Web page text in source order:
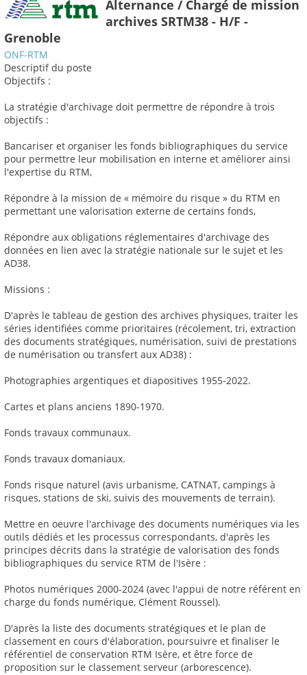
Alternance / Chargé de mission
archives SRTM38 - H/F -
Grenoble
ONF-RTM
Descriptif du poste
Objectifs :
La stratégie d'archivage doit permettre de répondre à trois
objectifs :
Bancariser et organiser les fonds bibliographiques du service
pour permettre leur mobilisation en interne et améliorer ainsi
l'expertise du RTM,
Répondre à la mission de « mémoire du risque » du RTM en
permettant une valorisation externe de certains fonds,
Répondre aux obligations réglementaires d'archivage des
données en lien avec la stratégie nationale sur le sujet et les
AD38.
Missions :
D'après le tableau de gestion des archives physiques, traiter les
séries identifiées comme prioritaires (récolement, tri, extraction
des documents stratégiques, numérisation, suivi de prestations
de numérisation ou transfert aux AD38) :
Photographies argentiques et diapositives 1955-2022.
Cartes et plans anciens 1890-1970.
Fonds travaux communaux.
Fonds travaux domaniaux.
Fonds risque naturel (avis urbanisme, CATNAT, campings à
risques, stations de ski, suivis des mouvements de terrain).
Mettre en oeuvre l'archivage des documents numériques via les
outils dédiés et les processus correspondants, d'après les
principes décrits dans la stratégie de valorisation des fonds
bibliographiques du service RTM de l'Isère :
Photos numériques 2000-2024 (avec l'appui de notre référent en
charge du fonds numérique, Clément Roussel).
D'après la liste des documents stratégiques et le plan de
classement en cours d'élaboration, poursuivre et finaliser le
référentiel de conservation RTM Isère, et être force de
proposition sur le classement serveur (arborescence).